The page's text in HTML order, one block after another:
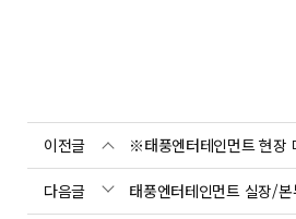
이전글
다음글 태풍엔터테인먼트 실장/